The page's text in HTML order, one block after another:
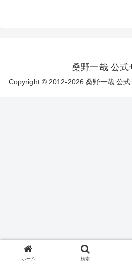
桑野一哉 公式
Copyright © 2012-2026 桑野一哉 公式
ホーム 検索